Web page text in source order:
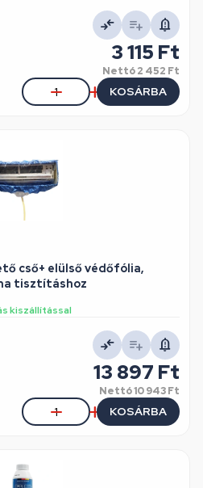
3 115 Ft
Nettó2 452 Ft
KOSÁRBA
cső+ elülső védőfólia,
tisztításhoz
kiszállítással
13 897 Ft
Nettó10 943 Ft
KOSÁRBA